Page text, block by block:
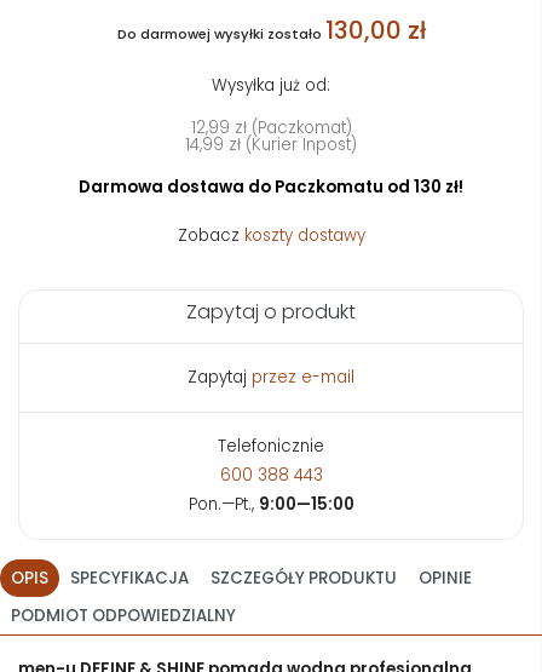
Do darmowej wysyłki zostało 130,00 zł
Wysyłka już od:
12,99 zł (Paczkomat)
14,99 zł (Kurier Inpost)
Darmowa dostawa do Paczkomatu od 130 zł!
Zobacz koszty dostawy
Zapytaj o produkt
Zapytaj przez e-mail
Telefonicznie
600 388 443
Pon.—Pt., 9:00—15:00
OPIS SPECYFIKACJA SZCZEGÓŁY PRODUKTU
OPINIE
PODMIOT ODPOWIEDZIALNY